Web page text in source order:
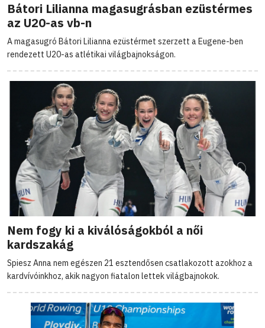
Bátori Lilianna magasugrásban ezüstérmes
az U20-as vb-n
A magasugró Bátori Lilianna ezüstérmet szerzett a Eugene-ben
rendezett U20-as atlétikai világbajnokságon.
Nem fogy ki a kiválóságokból a női
kardszakág
Spiesz Anna nem egészen 21 esztendősen csatlakozott azokhoz a
kardvívóinkhoz, akik nagyon fiatalon lettek világbajnokok.